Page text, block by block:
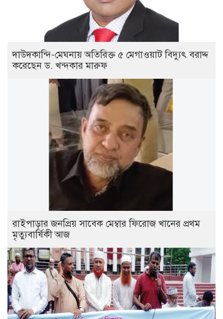
দাউদকান্দি-মেঘনায় অতিরিক্ত ৫ মেগাওয়াট বিদ্যুৎ বরাদ্দ
করেছেন ড. খন্দকার মারুফ
রাইপাড়ার জনপ্রিয় সাবেক মেম্বার ফিরোজ খানের প্রথম
মৃত্যুবার্ষিকী আজ